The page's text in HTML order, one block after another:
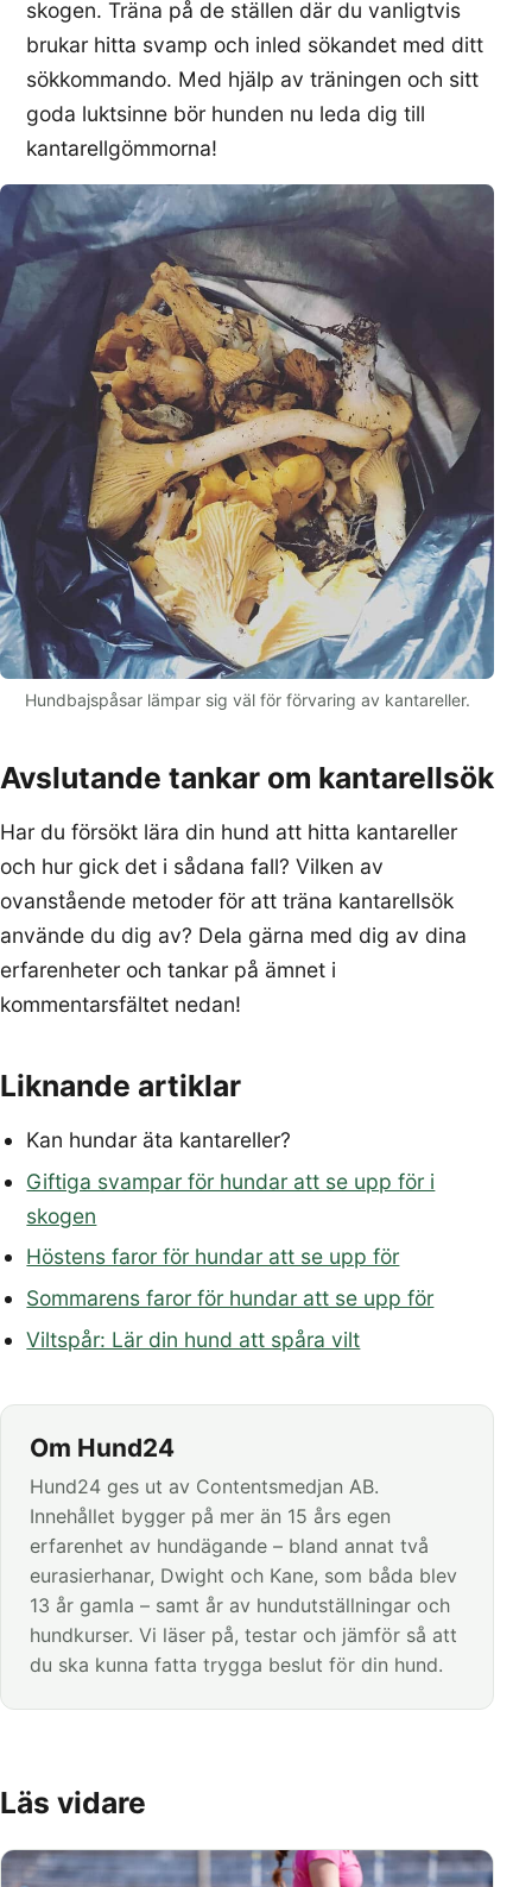
skogen. Träna på de ställen där du vanligtvis
brukar hitta svamp och inled sökandet med ditt
sökkommando. Med hjälp av träningen och sitt
goda luktsinne bör hunden nu leda dig till
kantarellgömmorna!
Hundbajspåsar lämpar sig väl för förvaring av kantareller.
Avslutande tankar om kantarellsök
Har du försökt lära din hund att hitta kantareller
och hur gick det i sådana fall? Vilken av
ovanstående metoder för att träna kantarellsök
använde du dig av? Dela gärna med dig av dina
erfarenheter och tankar på ämnet i
kommentarsfältet nedan!
Liknande artiklar
Kan hundar äta kantareller?
Giftiga svampar för hundar att se upp för i
skogen
Höstens faror för hundar att se upp för
Sommarens faror för hundar att se upp för
Viltspår: Lär din hund att spåra vilt
Om Hund24
Hund24 ges ut av Contentsmedjan AB.
Innehållet bygger på mer än 15 års egen
erfarenhet av hundägande – bland annat två
eurasierhanar, Dwight och Kane, som båda blev
13 år gamla – samt år av hundutställningar och
hundkurser. Vi läser på, testar och jämför så att
du ska kunna fatta trygga beslut för din hund.
Läs vidare